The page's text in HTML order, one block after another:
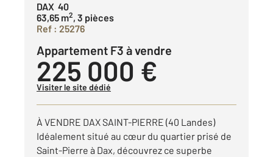
DAX 40
63,65 m2, 3 pièces
Ref : 25276
Appartement F3 à vendre
225 000 €
Visiter le site dédié
À VENDRE DAX SAINT-PIERRE (40 Landes)
Idéalement situé au cœur du quartier prisé de
Saint-Pierre à Dax, découvrez ce superbe